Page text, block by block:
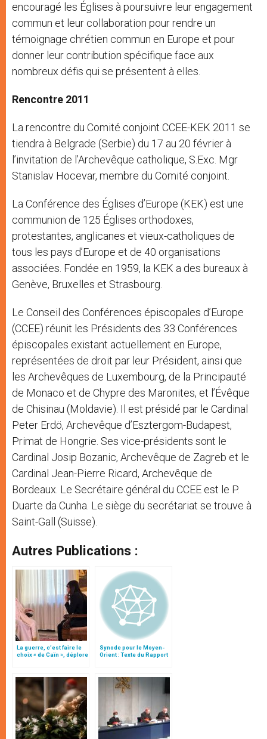
encouragé les Églises à poursuivre leur engagement
commun et leur collaboration pour rendre un
témoignage chrétien commun en Europe et pour
donner leur contribution spécifique face aux
nombreux défis qui se présentent à elles.
Rencontre 2011
La rencontre du Comité conjoint CCEE-KEK 2011 se
tiendra à Belgrade (Serbie) du 17 au 20 février à
l’invitation de l’Archevêque catholique, S.Exc. Mgr
Stanislav Hocevar, membre du Comité conjoint.
La Conférence des Églises d’Europe (KEK) est une
communion de 125 Églises orthodoxes,
protestantes, anglicanes et vieux-catholiques de
tous les pays d’Europe et de 40 organisations
associées. Fondée en 1959, la KEK a des bureaux à
Genève, Bruxelles et Strasbourg.
Le Conseil des Conférences épiscopales d’Europe
(CCEE) réunit les Présidents des 33 Conférences
épiscopales existant actuellement en Europe,
représentées de droit par leur Président, ainsi que
les Archevêques de Luxembourg, de la Principauté
de Monaco et de Chypre des Maronites, et l’Évêque
de Chisinau (Moldavie). Il est présidé par le Cardinal
Peter Erdö, Archevêque d’Esztergom-Budapest,
Primat de Hongrie. Ses vice-présidents sont le
Cardinal Josip Bozanic, Archevêque de Zagreb et le
Cardinal Jean-Pierre Ricard, Archevêque de
Bordeaux. Le Secrétaire général du CCEE est le P.
Duarte da Cunha. Le siège du secrétariat se trouve à
Saint-Gall (Suisse).
Autres Publications :
La guerre, c’est faire le
choix « de Caïn », déplore
Synode pour le Moyen-
Orient : Texte du Rapport